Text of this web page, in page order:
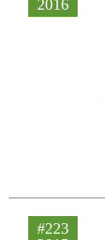
#226